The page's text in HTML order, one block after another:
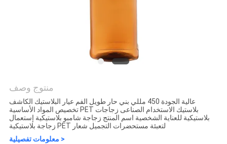
منتوج وصف
عالية الجودة 450 مللي بني حار طويل الفم عيار البلاستيك الكاشف
تخصيص المواد الأساسية PET بلاستيك الاستخدام الصناعى زجاجات
بلاستيكية للعناية الشخصية اسم المنتج زجاجة شامبو بلاستيكية إستعمال
زجاجة بلاستيكية PET لتعبئة مستحضرات التجميل شعار
معلومات تفصيلية >